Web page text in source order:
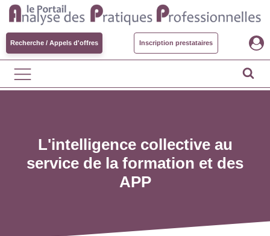
Recherche / Appels d'offres Inscription prestataires
L'intelligence collective au
service de la formation et des
APP